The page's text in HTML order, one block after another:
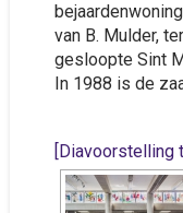
van B. Mulder,
gesloopte Sint
In 1988 is de
[Diavoorstelling